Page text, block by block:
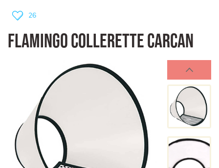
Flamingo collerette carcan
26